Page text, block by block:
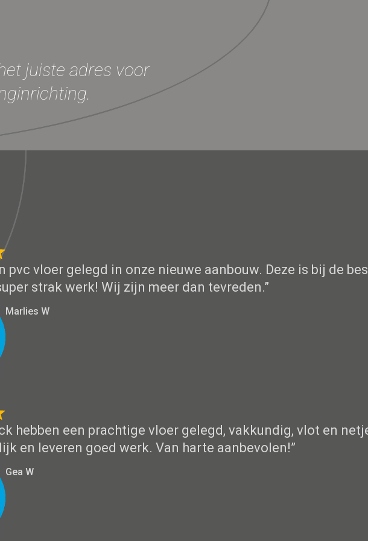
juiste adres voor
pvc vloer gelegd in onze nieuwe aanbouw. Deze is bij de
strak werk! Wij zijn meer dan tevreden.”
Marlies W
hebben een prachtige vloer gelegd, vakkundig, vlot en
en leveren goed werk. Van harte aanbevolen!”
Gea W